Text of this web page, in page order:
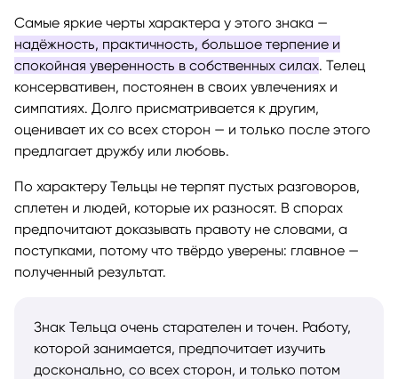
Самые яркие черты характера у этого знака —
надёжность, практичность, большое терпение и
спокойная уверенность в собственных силах. Телец
консервативен, постоянен в своих увлечениях и
симпатиях. Долго присматривается к другим,
оценивает их со всех сторон — и только после этого
предлагает дружбу или любовь.
По характеру Тельцы не терпят пустых разговоров,
сплетен и людей, которые их разносят. В спорах
предпочитают доказывать правоту не словами, а
поступками, потому что твёрдо уверены: главное —
полученный результат.
Знак Тельца очень старателен и точен. Работу,
которой занимается, предпочитает изучить
досконально, со всех сторон, и только потом